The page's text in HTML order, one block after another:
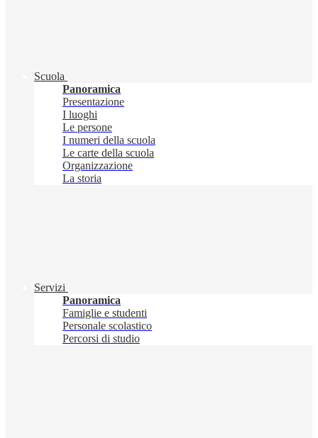
Scuola
Panoramica
Presentazione
I luoghi
Le persone
I numeri della scuola
Le carte della scuola
Organizzazione
La storia
Servizi
Panoramica
Famiglie e studenti
Personale scolastico
Percorsi di studio